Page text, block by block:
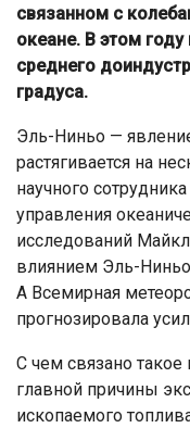
связанном с
океане. В этом
среднего
градуса.
Эль-Ниньо —
растягивается на
научного
управления
исследований
влиянием Эль-Ниньо
А Всемирная
прогнозировала
С чем связано
главной причины
ископаемого